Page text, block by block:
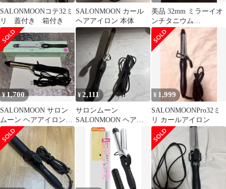
SALONMOONコテ32ミ
リ 蓋付き 箱付き
SALONMOON カール
ヘアアイロン 本体
美品 32mm ミラーイオ
ンチタニウム
salonmoon コテ ヘアア
イロン
¥1,700
SALONMOON サロン
ムーン ヘアアイロン
32mm
¥2,111
サロンムーン
SALONMOON ヘアア
イロン 25ミリ
¥ 1,999
SALONMOONPro32ミ
リ カールアイロン